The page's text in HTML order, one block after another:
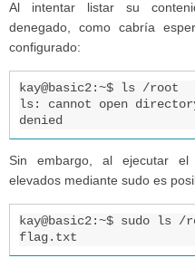
Al intentar listar su
denegado, como cabría
configurado:
kay@basic2:~$ ls /root
ls: cannot open
denied
Sin embargo, al ejecutar el
elevados mediante sudo es
kay@basic2:~$ sudo ls /
flag.txt